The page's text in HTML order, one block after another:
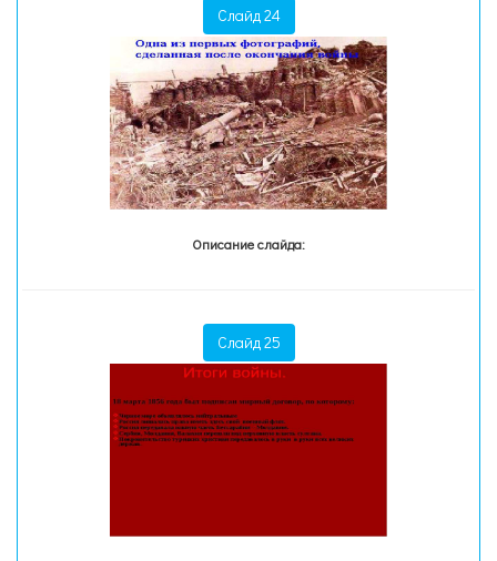
Слайд 24
Описание слайда:
Слайд 25